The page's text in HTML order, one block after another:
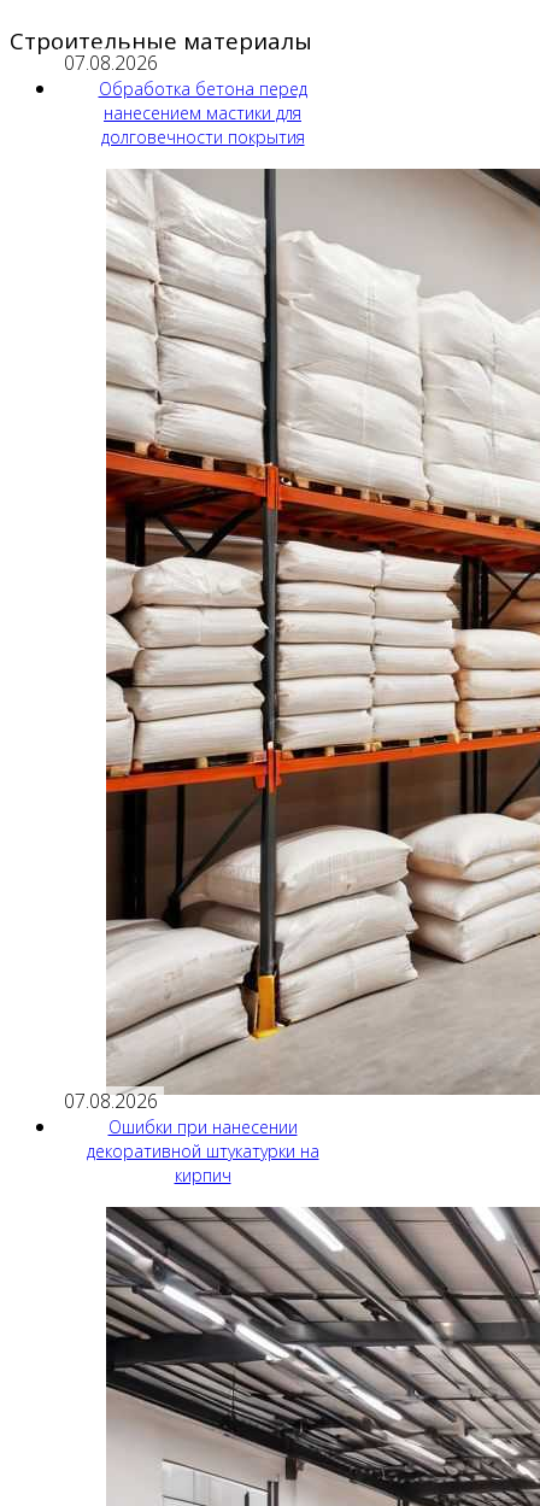
Строительные материалы
07.08.2026
Обработка бетона перед
нанесением мастики для
долговечности покрытия
07.08.2026
Ошибки при нанесении
декоративной штукатурки на
кирпич